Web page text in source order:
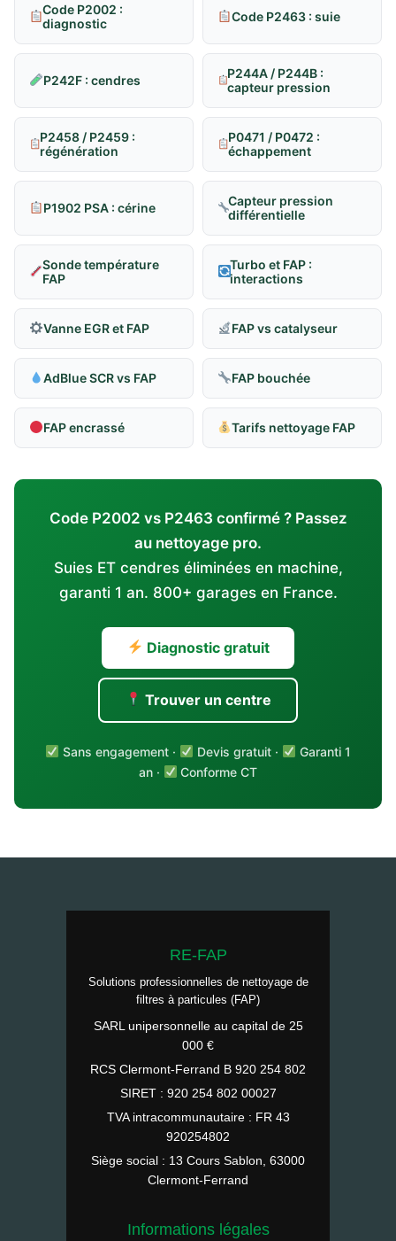
Code P2002 :
diagnostic
Code P2463 : suie
P242F : cendres
P244A / P244B :
capteur pression
P2458 / P2459 :
régénération
P0471 / P0472 :
échappement
P1902 PSA : cérine
Capteur pression
différentielle
Sonde température
FAP
Turbo et FAP :
interactions
Vanne EGR et FAP FAP vs catalyseur
AdBlue SCR vs FAP FAP bouchée
FAP encrassé Tarifs nettoyage FAP
Code P2002 vs P2463 confirmé ? Passez
au nettoyage pro.
Suies ET cendres éliminées en machine,
garanti 1 an. 800+ garages en France.
Diagnostic gratuit
Trouver un centre
Sans engagement · Devis gratuit ·
Garanti 1
an ·
Conforme CT
RE-FAP
Solutions professionnelles de nettoyage de
filtres à particules (FAP)
SARL unipersonnelle au capital de 25
000 €
RCS Clermont-Ferrand B 920 254 802
SIRET : 920 254 802 00027
TVA intracommunautaire : FR 43
920254802
Siège social : 13 Cours Sablon, 63000
Clermont-Ferrand
Informations légales